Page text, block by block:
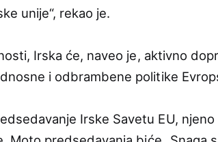
unije“, rekao je.
Irska će, naveo je, aktivno
i odbrambene politike
Irske Savetu EU,